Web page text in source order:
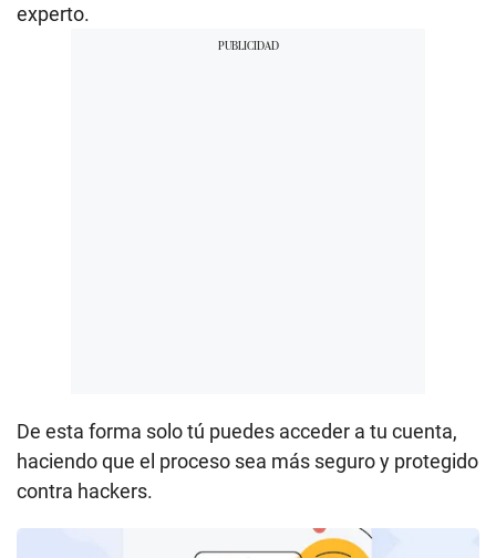
experto.
De esta forma solo tú puedes acceder a tu cuenta,
haciendo que el proceso sea más seguro y protegido
contra hackers.